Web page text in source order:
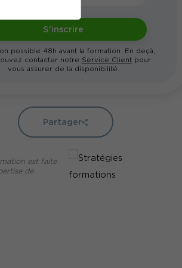
S'inscrire
possible 48h avant la formation. En deçà,
contacter notre Service Clientpour
vous assurer de la disponibilité.
Partager
est faite
de